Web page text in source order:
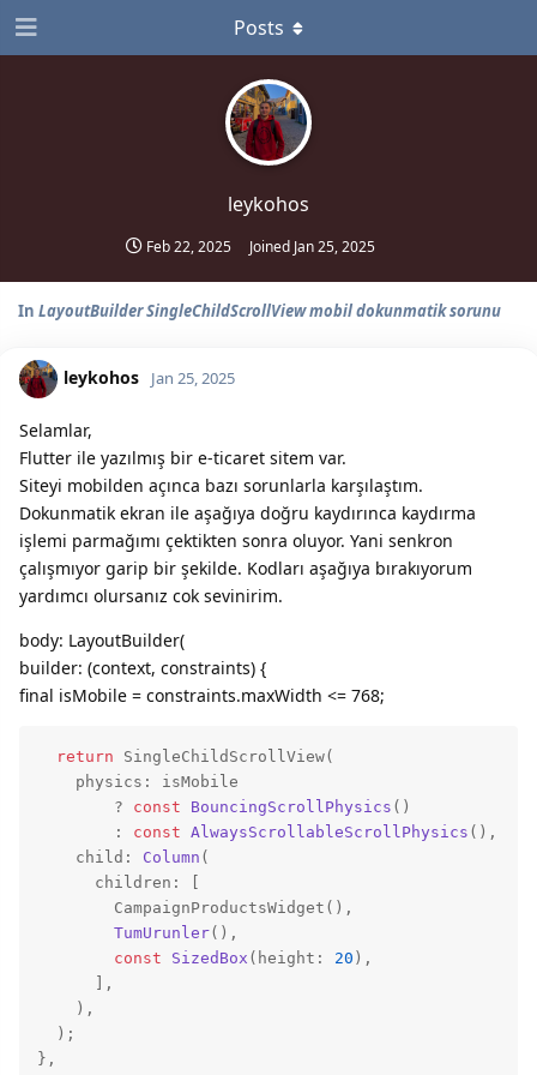
leykohos
Feb 22, 2025 Joined Jan 25, 2025
Posts
In LayoutBuilder SingleChildScrollView mobil dokunmatik sorunu
leykohos Jan 25, 2025
Selamlar,
Flutter ile yazılmış bir e-ticaret sitem var.
Siteyi mobilden açınca bazı sorunlarla karşılaştım.
Dokunmatik ekran ile aşağıya doğru kaydırınca kaydırma
işlemi parmağımı çektikten sonra oluyor. Yani senkron
çalışmıyor garip bir şekilde. Kodları aşağıya bırakıyorum
yardımcı olursanız cok sevinirim.
body: LayoutBuilder(
builder: (context, constraints) {
final isMobile = constraints.maxWidth <= 768;
return SingleChildScrollView(
    physics: isMobile
        ?
const BouncingScrollPhysics ( )
        :
const AlwaysScrollableScrollPhysics ( ),
    child:
Column (
      children: [
        CampaignProductsWidget(
),
TumUrunler( ),
const
SizedBox ( height: 20 ),
      ],
    ),
  )
;
},